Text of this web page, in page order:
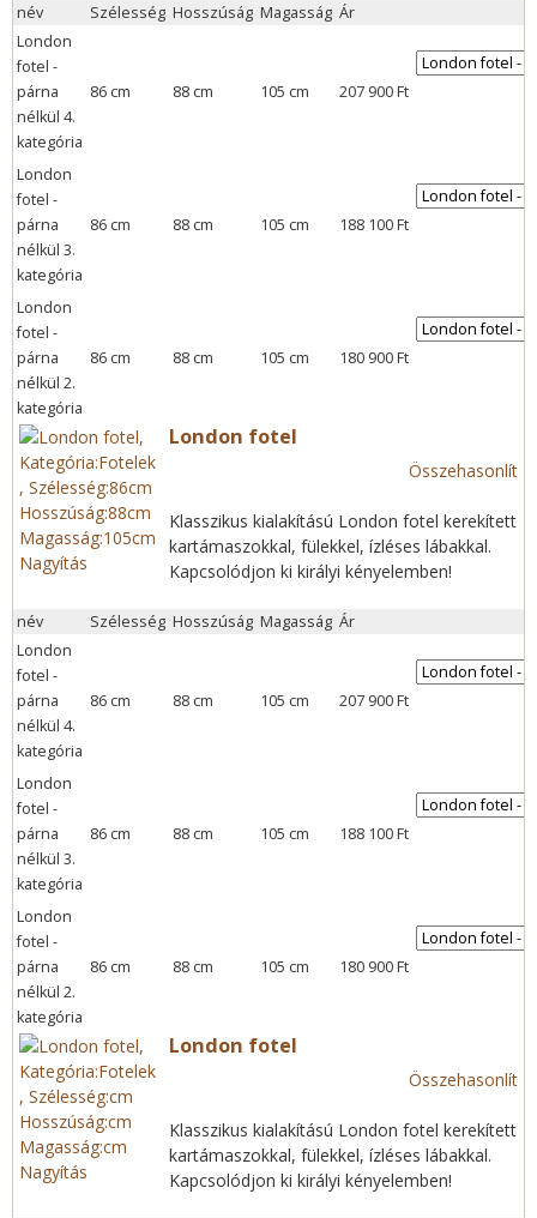
név Szélesség Hosszúság Magasság Ár
London
fotel -
párna
nélkül 4.
kategória
86 cm 88 cm 105 cm 207 900 Ft
London
fotel -
párna
nélkül 3.
kategória
86 cm 88 cm 105 cm 188 100 Ft
London
fotel -
párna
nélkül 2.
kategória
86 cm 88 cm 105 cm 180 900 Ft
Nagyítás
London fotel
Összehasonlít
Klasszikus kialakítású London fotel kerekített
kartámaszokkal, fülekkel, ízléses lábakkal.
Kapcsolódjon ki királyi kényelemben!
név Szélesség Hosszúság Magasság Ár
London
fotel -
párna
nélkül 4.
kategória
86 cm 88 cm 105 cm 207 900 Ft
London
fotel -
párna
nélkül 3.
kategória
86 cm 88 cm 105 cm 188 100 Ft
London
fotel -
párna
nélkül 2.
kategória
86 cm 88 cm 105 cm 180 900 Ft
Nagyítás
London fotel
Összehasonlít
Klasszikus kialakítású London fotel kerekített
kartámaszokkal, fülekkel, ízléses lábakkal.
Kapcsolódjon ki királyi kényelemben!